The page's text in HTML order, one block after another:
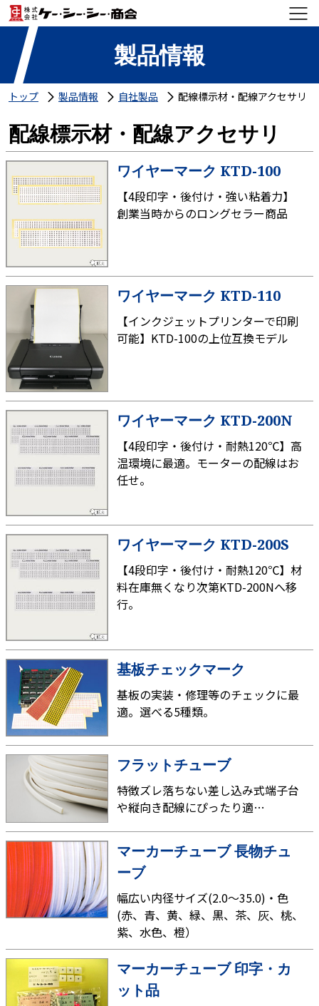
製品情報
トップ 製品情報 自社製品 配線標示材・配線アクセサリ
配線標示材・配線アクセサリ
ワイヤーマーク KTD-100
【4段印字・後付け・強い粘着力】
創業当時からのロングセラー商品
ワイヤーマーク KTD-110
【インクジェットプリンターで印刷
可能】KTD-100の上位互換モデル
ワイヤーマーク KTD-200N
【4段印字・後付け・耐熱120℃】高
温環境に最適。モーターの配線はお
任せ。
ワイヤーマーク KTD-200S
【4段印字・後付け・耐熱120℃】材
料在庫無くなり次第KTD-200Nへ移
行。
基板チェックマーク
基板の実装・修理等のチェックに最
適。選べる5種類。
フラットチューブ
特徴ズレ落ちない差し込み式端子台
や縦向き配線にぴったり適…
マーカーチューブ 長物チュ
ーブ
幅広い内径サイズ(2.0～35.0)・色
(赤、青、黄、緑、黒、茶、灰、桃、
紫、水色、橙）
マーカーチューブ 印字・カ
ット品